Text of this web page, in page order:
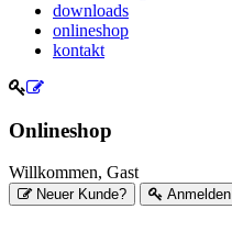
downloads
onlineshop
kontakt
Onlineshop
Willkommen, Gast
Neuer Kunde? Anmelden